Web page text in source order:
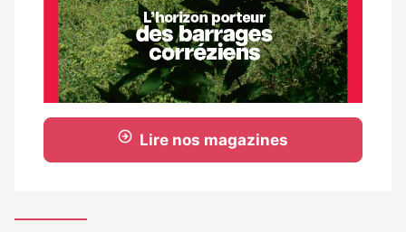
Lire nos magazines